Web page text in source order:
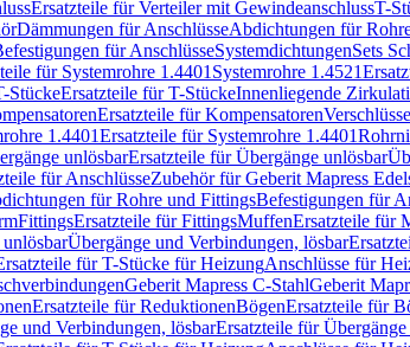
Ersatzteile für Verteiler mit GewindeanschlussT-
Dämmungen für AnschlüsseAbdichtungen für
für AnschlüsseSystemdichtungenSets
für Systemrohre 1.4401 Systemrohre 1.4521
StückeErsatzteile für T-StückeInnenliegende
Ersatzteile für KompensatorenVerschlüsse
1.4401Ersatzteile für Systemrohre 1.4401
unlösbarErsatzteile für Übergänge unlösbar
für AnschlüsseZubehör für Geberit Mapress
für Rohre und FittingsBefestigungen für
FittingsErsatzteile für FittingsMuffenErsatzteile für
Übergänge und Verbindungen, lösbar
für T-Stücke für HeizungAnschlüsse für
Geberit Mapress C-StahlGeberit
Ersatzteile für ReduktionenBögenErsatzteile für
und Verbindungen, lösbarErsatzteile für